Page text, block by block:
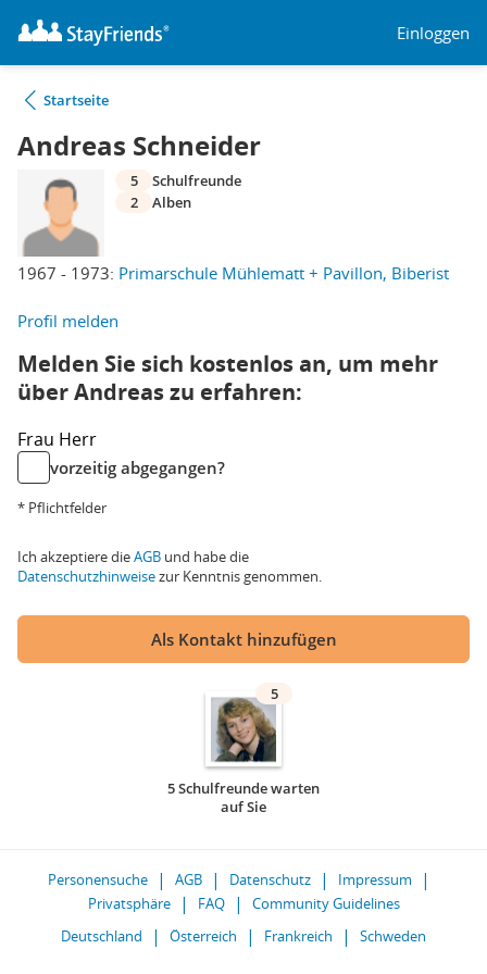
Einloggen
Startseite
Andreas Schneider
1967 - 1973: Primarschule Mühlematt + Pavillon, Biberist
5
Schulfreunde
2
Alben
Profil melden
Melden Sie sich kostenlos an, um mehr
über Andreas zu erfahren:
Frau Herr
vorzeitig abgegangen?
* Pflichtfelder
Ich akzeptiere dieAGB und habe die
Datenschutzhinweisezur Kenntnis genommen.
Als Kontakt hinzufügen
5
5 Schulfreunde warten
auf Sie
Personensuche AGB Datenschutz
Impressum
Privatsphäre
FAQ
Community Guidelines
Deutschland
Österreich Frankreich Schweden